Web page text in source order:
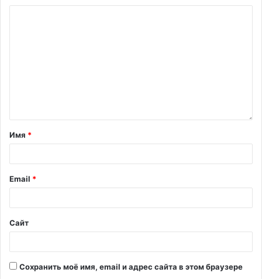
Имя *
Email *
Сайт
Сохранить моё имя, email и адрес сайта в этом браузере